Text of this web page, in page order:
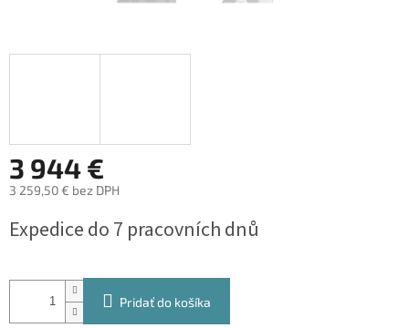
3 944 €
3 259,50 € bez DPH
cena:
Expedice do 7 pracovních dnů
Pridať do košíka